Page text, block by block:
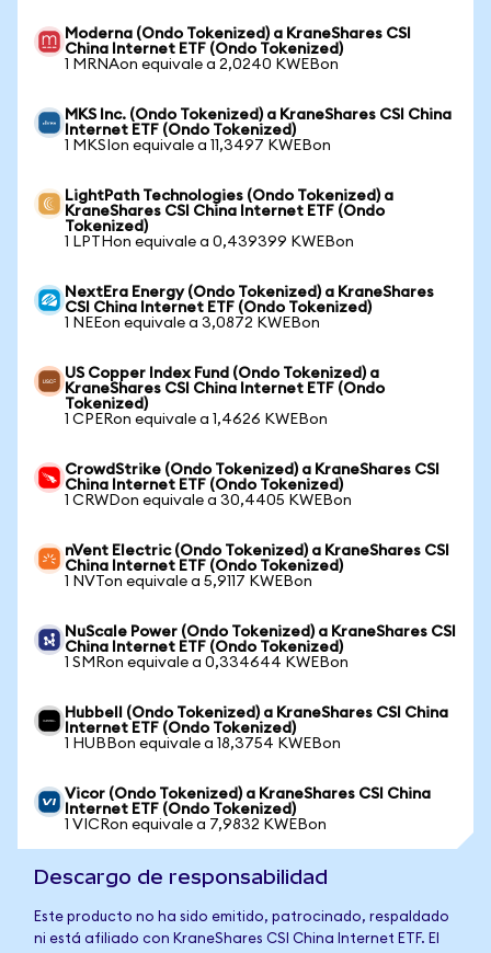
Moderna (Ondo Tokenized) a KraneShares CSI
China Internet ETF (Ondo Tokenized)
1 MRNAon equivale a 2,0240 KWEBon
MKS Inc. (Ondo Tokenized) a KraneShares CSI China
Internet ETF (Ondo Tokenized)
1 MKSIon equivale a 11,3497 KWEBon
LightPath Technologies (Ondo Tokenized) a
KraneShares CSI China Internet ETF (Ondo
Tokenized)
1 LPTHon equivale a 0,439399 KWEBon
NextEra Energy (Ondo Tokenized) a KraneShares
CSI China Internet ETF (Ondo Tokenized)
1 NEEon equivale a 3,0872 KWEBon
US Copper Index Fund (Ondo Tokenized) a
KraneShares CSI China Internet ETF (Ondo
Tokenized)
1 CPERon equivale a 1,4626 KWEBon
CrowdStrike (Ondo Tokenized) a KraneShares CSI
China Internet ETF (Ondo Tokenized)
1 CRWDon equivale a 30,4405 KWEBon
nVent Electric (Ondo Tokenized) a KraneShares CSI
China Internet ETF (Ondo Tokenized)
1 NVTon equivale a 5,9117 KWEBon
NuScale Power (Ondo Tokenized) a KraneShares CSI
China Internet ETF (Ondo Tokenized)
1 SMRon equivale a 0,334644 KWEBon
Hubbell (Ondo Tokenized) a KraneShares CSI China
Internet ETF (Ondo Tokenized)
1 HUBBon equivale a 18,3754 KWEBon
Vicor (Ondo Tokenized) a KraneShares CSI China
Internet ETF (Ondo Tokenized)
1 VICRon equivale a 7,9832 KWEBon
Descargo de responsabilidad
Este producto no ha sido emitido, patrocinado, respaldado
ni está afiliado con KraneShares CSI China Internet ETF. El